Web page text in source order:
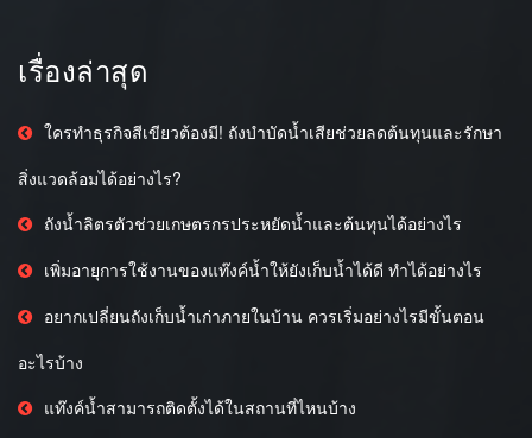
เรื่องล่าสุด
ใครทำธุรกิจสีเขียวต้องมี! ถังบำบัดน้ำเสียช่วยลดต้นทุนและรักษา
สิ่งแวดล้อมได้อย่างไร?
ถังน้ำลิตรตัวช่วยเกษตรกรประหยัดน้ำและต้นทุนได้อย่างไร
เพิ่มอายุการใช้งานของแท๊งค์น้ำให้ยังเก็บน้ำได้ดี ทำได้อย่างไร
อยากเปลี่ยนถังเก็บน้ำเก่าภายในบ้าน ควรเริ่มอย่างไรมีขั้นตอน
อะไรบ้าง
แท๊งค์น้ำสามารถติดตั้งได้ในสถานที่ไหนบ้าง